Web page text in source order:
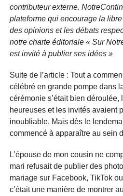
contributeur externe.
plateforme qui encourage la
des opinions et les débats
notre charte éditoriale « Sur
est invité à publier ses idées »
Suite de l’article : Tout a
célébré en grande pompe dans
cérémonie s’était bien déroulée,
heureuses et les invités avaient
inoubliable. Mais dès le
commencé à apparaître au sein
L’épouse de mon cousin ne
mari refusait de publier des
mariage sur Facebook, TikTok
c’était une manière de montrer